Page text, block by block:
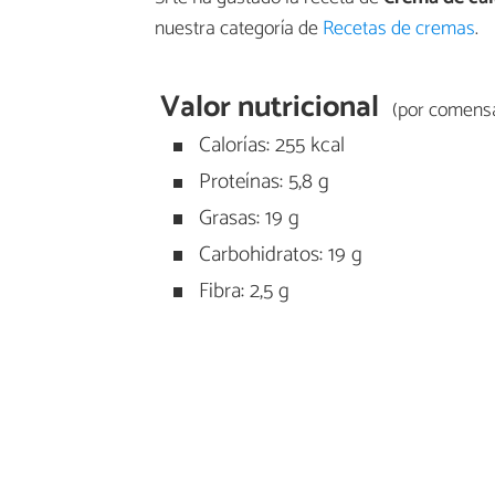
nuestra categoría deRecetas de cremas.
Valor nutricional (por
Calorías: 255 kcal
Proteínas: 5,8 g
Grasas: 19 g
Carbohidratos: 19 g
Fibra: 2,5 g